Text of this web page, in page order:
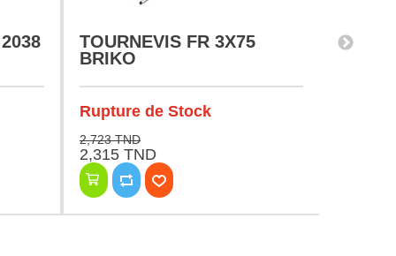
TOURNEVIS FR 3X75
BRIKO
Rupture de Stock
2,723 TND
2,315 TND